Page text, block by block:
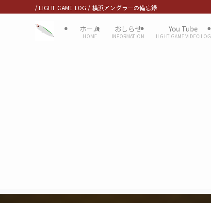
/ LIGHT GAME LOG / 横浜アングラーの備忘録
ホーム
HOME
おしらせ
INFORMATION
You Tube
LIGHT GAME VIDEO LOG